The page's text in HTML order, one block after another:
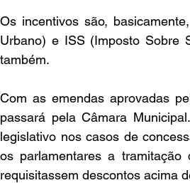
Os incentivos são,
Urbano) e ISS (Imposto Sobre
também.
Com as emendas aprovadas
passará pela Câmara
legislativo nos casos de
os parlamentares a tramitação
requisitassem descontos acima